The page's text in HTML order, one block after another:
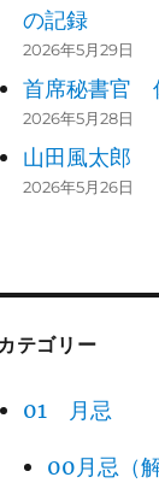
の記録
2026年5月29日
首席秘書官
2026年5月28日
山田風太郎
2026年5月26日
テゴリー
01 月忌
00月忌（解